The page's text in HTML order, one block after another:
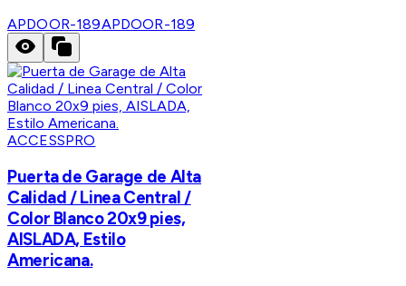
APDOOR-189APDOOR-189
ACCESSPRO
Puerta de Garage de Alta
Calidad / Linea Central /
Color Blanco 20x9 pies,
AISLADA, Estilo
Americana.